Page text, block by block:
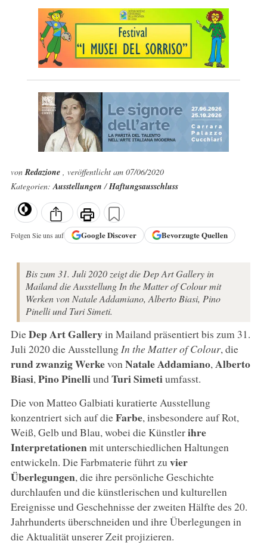
vonRedazione , veröffentlicht am 07/06/2020
Kategorien:Ausstellungen/Haftungsausschluss
Folgen Sie uns auf GoogleDiscover Bevorzugte Quellen
Bis zum 31. Juli 2020 zeigt die Dep Art Gallery in
Mailand die Ausstellung In the Matter of Colour mit
Werken von Natale Addamiano, Alberto Biasi, Pino
Pinelli und Turi Simeti.
DieDep Art Galleryin Mailand präsentiert bis zum 31.
Juli 2020 die Ausstellung In the Matter of Colour, die
rund zwanzig WerkevonNatale Addamiano, Alberto
Biasi,Pino PinelliundTuri Simetiumfasst.
Die von Matteo Galbiati kuratierte Ausstellung
konzentriert sich auf dieFarbe, insbesondere auf Rot,
Weiß, Gelb und Blau, wobei die Künstlerihre
Interpretationenmit unterschiedlichen Haltungen
entwickeln. Die Farbmaterie führt zu vier
Überlegungen, die ihre persönliche Geschichte
durchlaufen und die künstlerischen und kulturellen
Ereignisse und Geschehnisse der zweiten Hälfte des 20.
Jahrhunderts überschneiden und ihre Überlegungen in
die Aktualität unserer Zeit projizieren.